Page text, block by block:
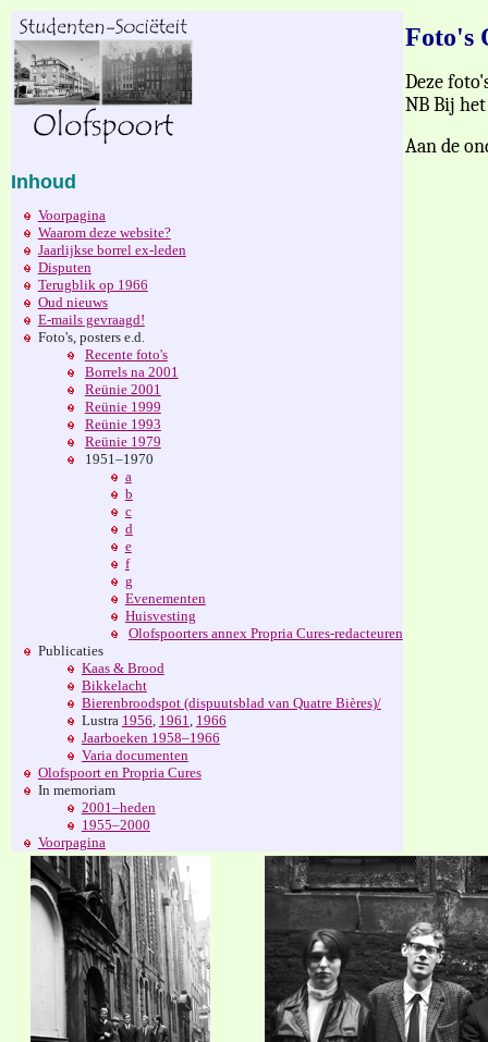
Inhoud
Voorpagina
Waarom deze website?
Jaarlijkse borrel ex-leden
Disputen
Terugblik op 1966
Oud nieuws
E-mails gevraagd!
Foto's, posters e.d.
Recente foto's
Borrels na 2001
Reünie 2001
Reünie 1999
Reünie 1993
Reünie 1979
1951–1970
a
b
c
d
e
f
g
Evenementen
Huisvesting
Olofspoorters annex Propria Cures-redacteuren
Publicaties
Kaas & Brood
Bikkelacht
Bierenbroodspot (dispuutsblad van Quatre Bières)/
Lustra 1956, 1961, 1966
Jaarboeken 1958–1966
Varia documenten
Olofspoort en Propria Cures
In memoriam
2001–heden
1955–2000
Voorpagina
Foto's
Deze
NBBij het
Aan de